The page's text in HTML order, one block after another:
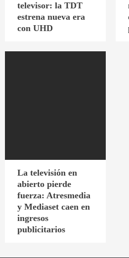
televisor: la TDT
estrena nueva era
con UHD
La televisión en
abierto pierde
fuerza: Atresmedia
y Mediaset caen en
ingresos
publicitarios